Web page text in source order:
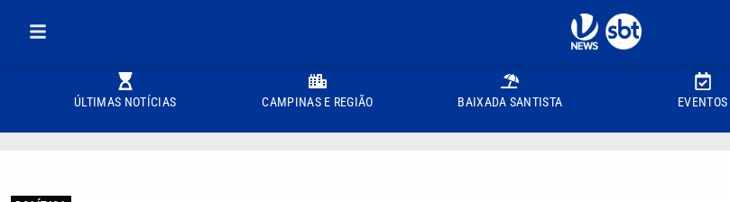
ÚLTIMAS NOTÍCIAS CAMPINAS E REGIÃO BAIXADA SANTISTA EVENTOS